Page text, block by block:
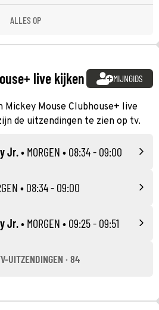
ALLES OP
live kijken MIJNGIDS
Mickey Mouse Clubhouse+ live
de uitzendingen te zien op tv.
Jr.• MORGEN • 08:34 - 09:00
• 08:34 - 09:00
Jr.• MORGEN • 09:25 - 09:51
UITZENDINGEN · 84